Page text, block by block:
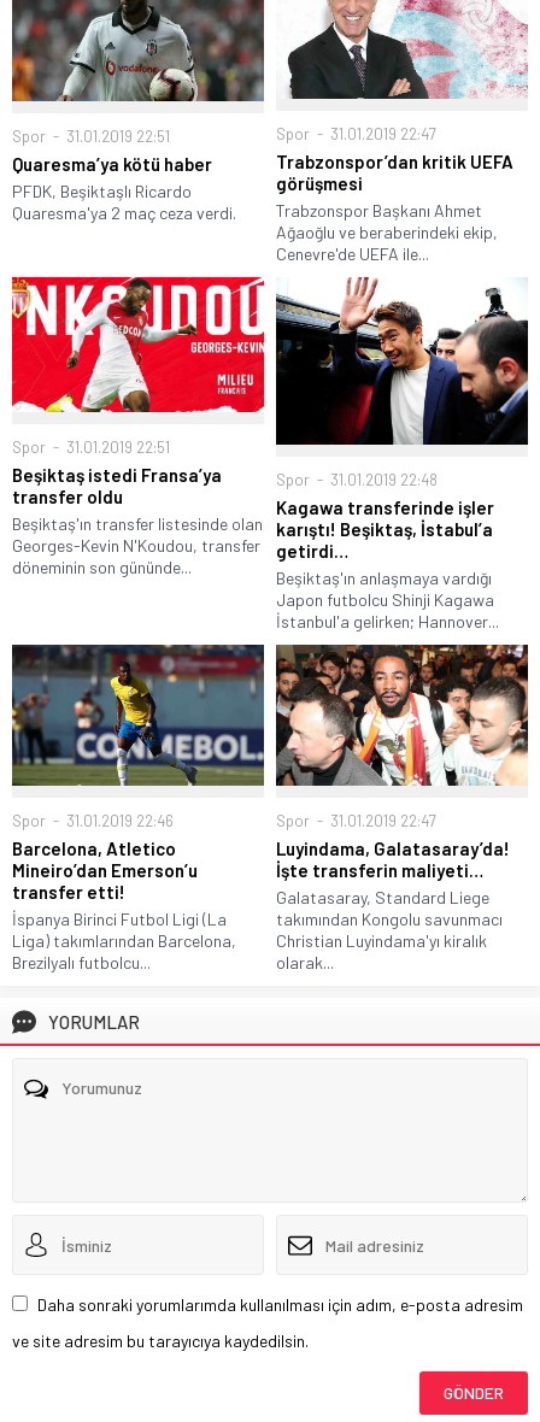
Spor 31.01.2019 22:51
Quaresma’ya kötü haber
PFDK, Beşiktaşlı Ricardo
Quaresma'ya 2 maç ceza verdi.
Spor 31.01.2019 22:47
Trabzonspor’dan kritik UEFA
görüşmesi
Trabzonspor Başkanı Ahmet
Ağaoğlu ve beraberindeki ekip,
Cenevre'de UEFA ile...
Spor 31.01.2019 22:51
Beşiktaş istedi Fransa’ya
transfer oldu
Beşiktaş'ın transfer listesinde olan
Georges-Kevin N'Koudou, transfer
döneminin son gününde...
Spor 31.01.2019 22:48
Kagawa transferinde işler
karıştı! Beşiktaş, İstabul’a
getirdi…
Beşiktaş'ın anlaşmaya vardığı
Japon futbolcu Shinji Kagawa
İstanbul'a gelirken; Hannover...
Spor 31.01.2019 22:46
Barcelona, Atletico
Mineiro’dan Emerson’u
transfer etti!
İspanya Birinci Futbol Ligi (La
Liga) takımlarından Barcelona,
Brezilyalı futbolcu...
Spor 31.01.2019 22:47
Luyindama, Galatasaray’da!
İşte transferin maliyeti…
Galatasaray, Standard Liege
takımından Kongolu savunmacı
Christian Luyindama'yı kiralık
olarak...
YORUMLAR
Daha sonraki yorumlarımda kullanılması için adım, e-posta adresim
ve site adresim bu tarayıcıya kaydedilsin.